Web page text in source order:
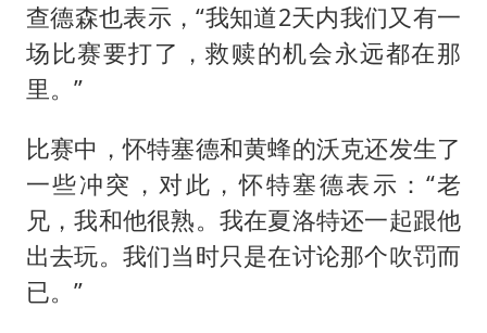
查德森也表示，“我知道2天内我们又有一
场比赛要打了，救赎的机会永远都在那
里。”
比赛中，怀特塞德和黄蜂的沃克还发生了
一些冲突，对此，怀特塞德表示：“老
兄，我和他很熟。我在夏洛特还一起跟他
出去玩。我们当时只是在讨论那个吹罚而
已。”